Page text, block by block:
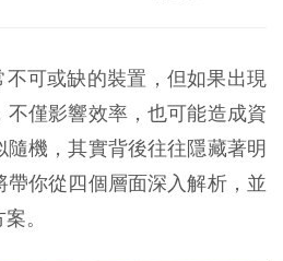
可或缺的裝置，但如果出現
不僅影響效率，也可能造成資
機，其實背後往往隱藏著明
你從四個層面深入解析，並
。